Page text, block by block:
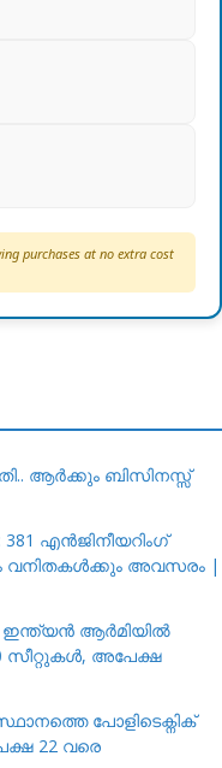
purchases at no extra cost
മതി.. ആർക്കും ബിസിനസ്സ്
381 എൻജിനീയറിംഗ്
അവസരം |
ഇന്ത്യൻ ആർമിയിൽ
അപേക്ഷ
പോളിടെക്നിക്
22 വരെ